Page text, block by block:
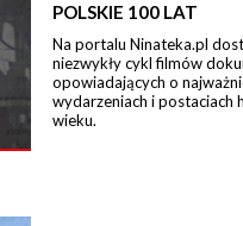
POLSKIE 100 LAT
Na portalu Ninateka.pl
niezwykły cykl filmów
opowiadających o
wydarzeniach i postaciach
wieku.